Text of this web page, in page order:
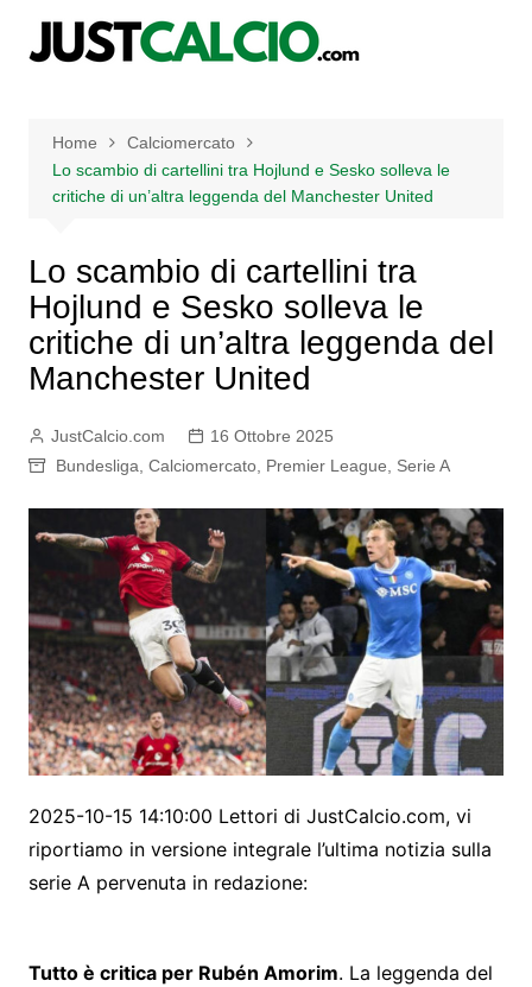
Home
Calciomercato
Lo scambio di cartellini tra Hojlund e Sesko solleva le
critiche di un’altra leggenda del Manchester United
Lo scambio di cartellini tra
Hojlund e Sesko solleva le
critiche di un’altra leggenda del
Manchester United
JustCalcio.com
16 Ottobre 2025
Bundesliga Calciomercato, Premier League Serie A
2025-10-15 14:10:00 Lettori di JustCalcio.com, vi
riportiamo in versione integrale l’ultima notizia sulla
serie A pervenuta in redazione:
Tutto è critica per Rubén Amorim. La leggenda del